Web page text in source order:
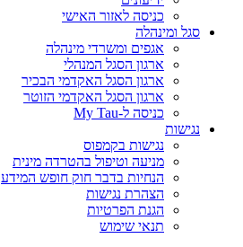
כניסה לאזור האישי
סגל ומינהלה
אגפים ומשרדי מינהלה
ארגון הסגל המנהלי
ארגון הסגל האקדמי הבכיר
ארגון הסגל האקדמי הזוטר
כניסה ל-My Tau
נגישות
נגישות בקמפוס
מניעה וטיפול בהטרדה מינית
הנחיות בדבר חוק חופש המידע
הצהרת נגישות
הגנת הפרטיות
תנאי שימוש